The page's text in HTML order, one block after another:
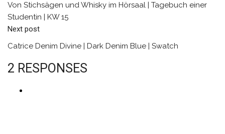
Von Stichsägen und Whisky im Hörsaal | Tagebuch einer
Studentin | KW 15
Next post
Catrice Denim Divine | Dark Denim Blue | Swatch
2 RESPONSES